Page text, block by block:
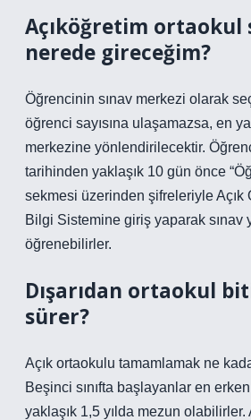
Açıköğretim ortaokul
nerede gireceğim?
Öğrencinin sınav merkezi olarak
öğrenci sayısına ulaşamazsa, en
merkezine yönlendirilecektir.
tarihinden yaklaşık 10 gün önce
sekmesi üzerinden şifreleriyle Açık
Bilgi Sistemine giriş yaparak sınav
öğrenebilirler.
Dışarıdan ortaokul
sürer?
Açık ortaokulu tamamlamak ne
Beşinci sınıfta başlayanlar en
yaklaşık 1,5 yılda mezun olabilirler.